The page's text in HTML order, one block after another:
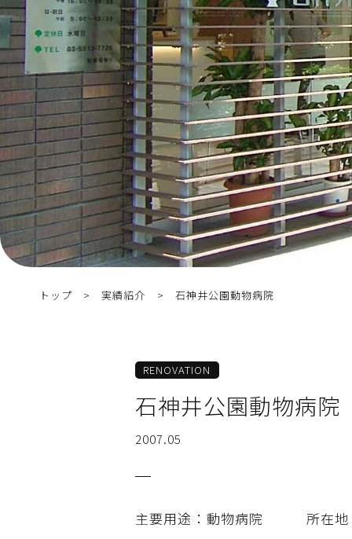
トップ 実績紹介 石神井公園動物病院
RENOVATION
石神井公園動物病院
2007.05
主要用途 ：動物病院 所在地